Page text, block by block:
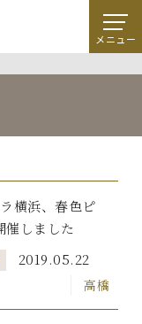
メニュー
横浜、春色ピ
催しました
2019.05.22
高橋